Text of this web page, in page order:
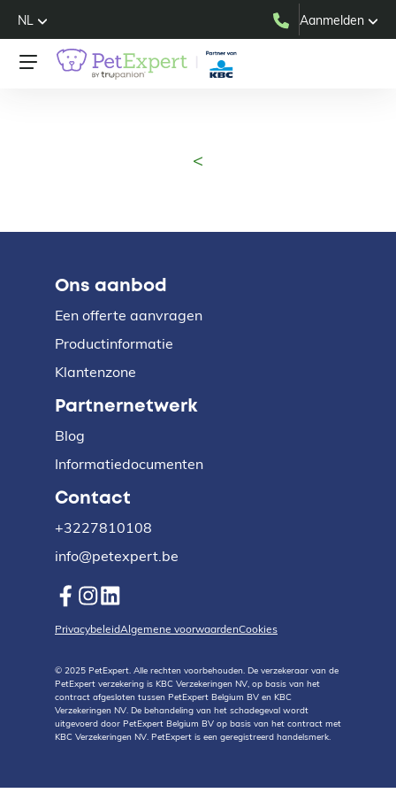
NL Aanmelden
<
Ons aanbod
Een offerte aanvragen
Productinformatie
Klantenzone
Partnernetwerk
Blog
Informatiedocumenten
Contact
+3227810108
info@petexpert.be
PrivacybeleidAlgemene voorwaardenCookies
© 2025 PetExpert. Alle rechten voorbehouden. De verzekeraar van de
PetExpert verzekering is KBC Verzekeringen NV, op basis van het
contract afgesloten tussen PetExpert Belgium BV en KBC
Verzekeringen NV. De behandeling van het schadegeval wordt
uitgevoerd door PetExpert Belgium BV op basis van het contract met
KBC Verzekeringen NV. PetExpert is een geregistreerd handelsmerk.